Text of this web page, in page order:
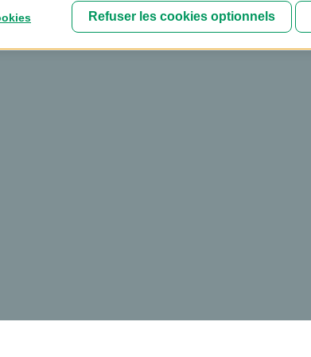
Refuser les cookies optionnels